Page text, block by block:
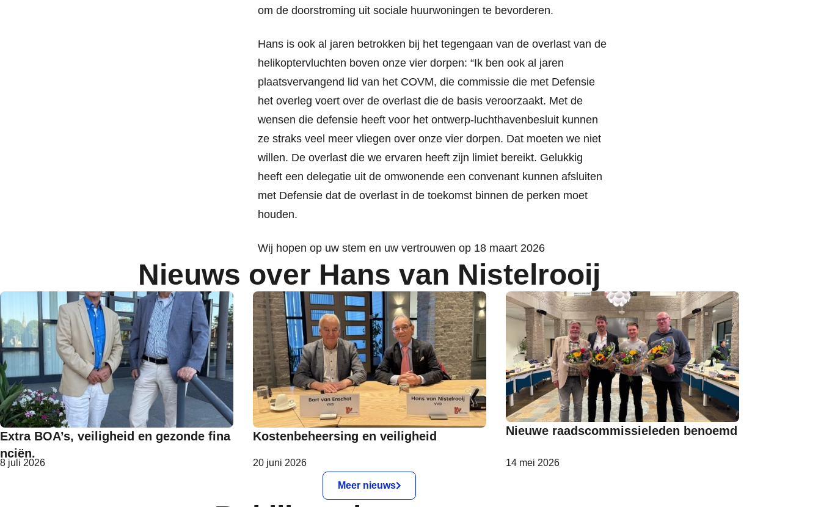
om de doorstroming uit sociale huurwoningen te bevorderen.
Hans is ook al jaren betrokken bij het tegengaan van de overlast van de
helikoptervluchten boven onze vier dorpen: “Ik ben ook al jaren
plaatsvervangend lid van het COVM, die commissie die met Defensie
het overleg voert over de overlast die de basis veroorzaakt. Met de
wensen die defensie heeft voor het ontwerp-luchthavenbesluit kunnen
ze straks veel meer vliegen over onze vier dorpen. Dat moeten we niet
willen. De overlast die we ervaren heeft zijn limiet bereikt. Gelukkig
heeft een delegatie uit de omwonende een convenant kunnen afsluiten
met Defensie dat de overlast in de toekomst binnen de perken moet
houden.
Wij hopen op uw stem en uw vertrouwen op 18 maart 2026
Nieuws over Hans van Nistelrooij
Extra BOA’s, veiligheid en gezonde fina
nciën.
8 juli 2026
Kostenbeheersing en veiligheid
20 juni 2026
Nieuwe raadscommissieleden benoemd
14 mei 2026
Meer nieuws